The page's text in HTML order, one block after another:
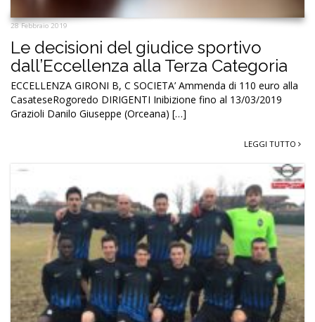
28 Febbraio 2019
Le decisioni del giudice sportivo
dall’Eccellenza alla Terza Categoria
ECCELLENZA GIRONI B, C SOCIETA’ Ammenda di 110 euro alla
CasateseRogoredo DIRIGENTI Inibizione fino al 13/03/2019
Grazioli Danilo Giuseppe (Orceana) […]
LEGGI TUTTO